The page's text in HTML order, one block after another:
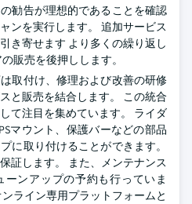
勧告が理想的であることを確認
ンを実行します。 追加サービス
き寄せます より多くの繰り返し
販売を後押しします。
取付け、修理および改善の研修
と販売を結合します。 この統合
て注目を集めています。 ライダ
マウント、保護バーなどの部品
に取り付けることができます。
証します。 また、メンテナンス
ーンアップの予約も行っていま
ライン専用プラットフォームと